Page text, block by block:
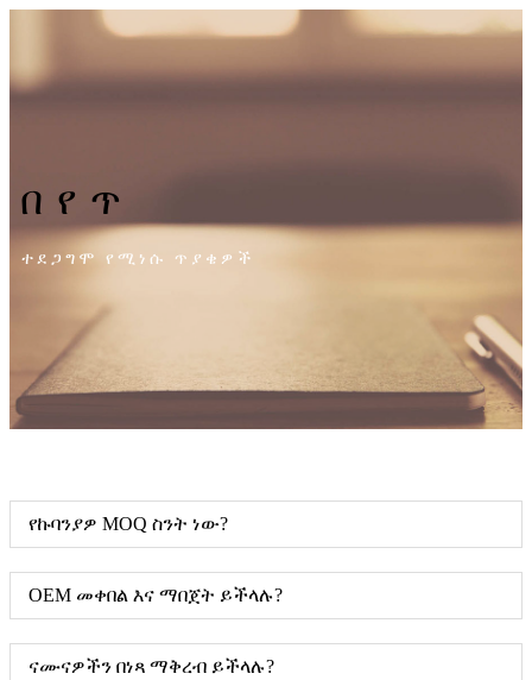
በየጥ
ተደጋግሞ የሚነሱ ጥያቄዎች
የኩባንያዎ MOQ ስንት ነው?
OEM መቀበል እና ማበጀት ይችላሉ?
ናሙናዎችን በነጻ ማቅረብ ይችላሉ?